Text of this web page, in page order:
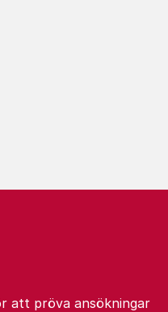
att pröva ansökningar